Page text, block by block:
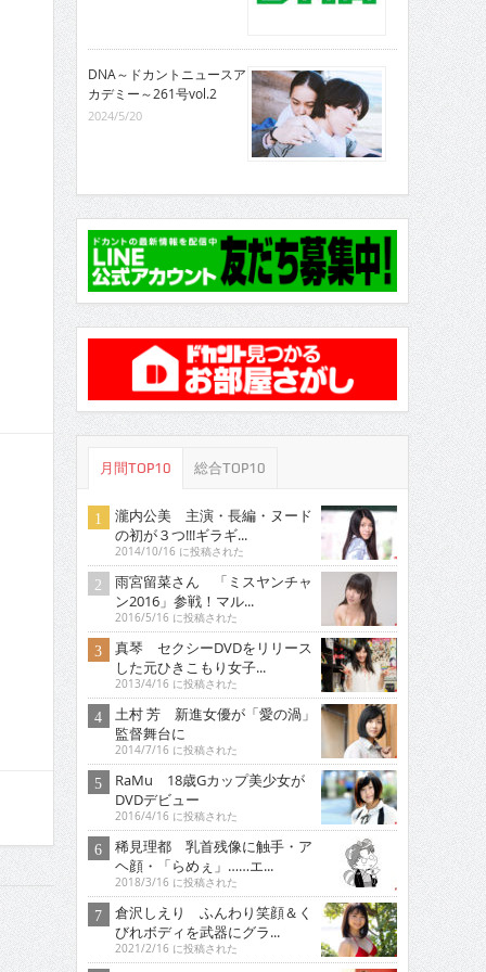
DNA～ドカントニュースア
カデミー～261号vol.2
2024/5/20
月間TOP10 総合TOP10
瀧内公美 主演・長編・ヌード
の初が３つ!!!ギラギ...
2014/10/16 に投稿された
雨宮留菜さん 「ミスヤンチャ
ン2016」参戦！マル...
2016/5/16 に投稿された
真琴 セクシーDVDをリリース
した元ひきこもり女子...
2013/4/16 に投稿された
土村 芳 新進女優が「愛の渦」
監督舞台に
2014/7/16 に投稿された
RaMu 18歳Gカップ美少女が
DVDデビュー
2016/4/16 に投稿された
稀見理都 乳首残像に触手・ア
ヘ顔・「らめぇ」……エ...
2018/3/16 に投稿された
倉沢しえり ふんわり笑顔＆く
びれボディを武器にグラ...
2021/2/16 に投稿された